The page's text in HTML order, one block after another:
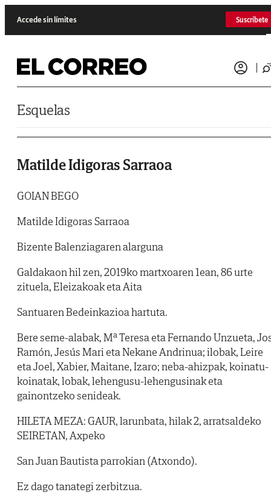
Accede sin límites Suscríbete
Esquelas
Matilde Idigoras Sarraoa
GOIAN BEGO
Matilde Idigoras Sarraoa
Bizente Balenziagaren alarguna
Galdakaon hil zen, 2019ko martxoaren 1ean, 86 urte
zituela, Eleizakoak eta Aita
Santuaren Bedeinkazioa hartuta.
Bere seme-alabak, Mª Teresa eta Fernando Unzueta,
Ramón, Jesús Mari eta Nekane Andrinua; ilobak, Leire
eta Joel, Xabier, Maitane, Izaro; neba-ahizpak, koinatu-
koinatak, lobak, lehengusu-lehengusinak eta
gainontzeko senideak.
HILETA MEZA: GAUR, larunbata, hilak 2, arratsaldeko
SEIRETAN, Axpeko
San Juan Bautista parrokian (Atxondo).
Ez dago tanategi zerbitzua.